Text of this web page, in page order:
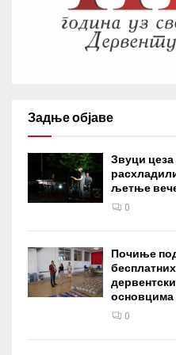
Задње објаве
Звуци цеза
љетње
0
Почиње
основцима
0